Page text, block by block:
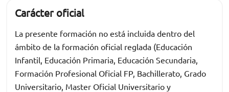
Carácter oficial
La presente formación no está incluida dentro del
ámbito de la formación oficial reglada (Educación
Infantil, Educación Primaria, Educación Secundaria,
Formación Profesional Oficial FP, Bachillerato, Grado
Universitario, Master Oficial Universitario y